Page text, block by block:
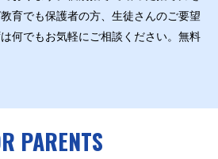
育でも保護者の方、生徒さんのご要望
何でもお気軽にご相談ください。無料
PARENTS